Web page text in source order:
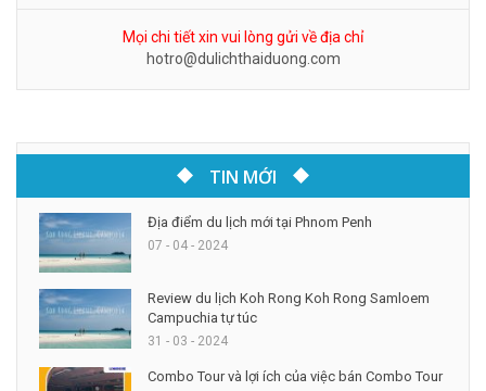
Mọi chi tiết xin vui lòng gửi về địa chỉ
hotro@dulichthaiduong.com
TIN MỚI
Địa điểm du lịch mới tại Phnom Penh
07 - 04 - 2024
Review du lịch Koh Rong Koh Rong Samloem
Campuchia tự túc
31 - 03 - 2024
Combo Tour và lợi ích của việc bán Combo Tour